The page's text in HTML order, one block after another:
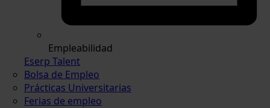
Empleabilidad
Eserp Talent
Bolsa de Empleo
Prácticas Universitarias
Ferias de empleo